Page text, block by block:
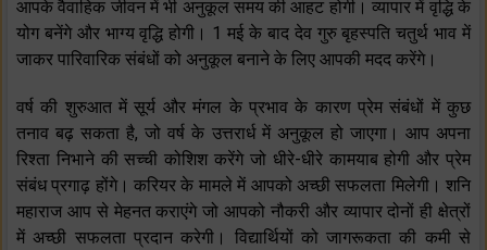
आपके वैवाहिक जीवन में भी अनुकूल समय की आहट होगी। व्यापार में वृद्धि के
योग बनेंगे और भाग्य वृद्धि होगी। 1 मई के बाद देव गुरु बृहस्पति चतुर्थ भाव में
जाकर पारिवारिक संबंधों को अनुकूल बनाने के लिए आपकी मदद करेंगे।
वर्ष की शुरुआत में सूर्य और मंगल के प्रभाव के कारण प्रेम संबंधों में कुछ
तनाव बढ़ सकता है, जो वर्ष के उत्तरार्ध में अनुकूल हो जाएगा। आप अपना
रिश्ता निभाने की सच्ची कोशिश करेंगे जो धीरे-धीरे कामयाब होगी और प्रेम
संबंध प्रगाढ़ होंगे। करियर के मामले में आपको अच्छी सफलता मिलेगी। शनि
महाराज आप से मेहनत कराएंगे जो आपको नौकरी और व्यापार दोनों ही क्षेत्रों
में अच्छी सफलता प्रदान करेगी। विद्यार्थियों को जागरूकता की कमी से